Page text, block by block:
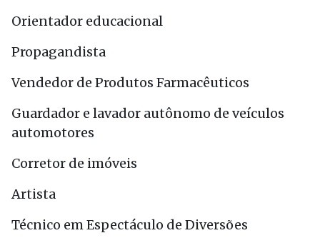
Orientador educacional
Propagandista
Vendedor de Produtos Farmacêuticos
Guardador e lavador autônomo de veículos
automotores
Corretor de imóveis
Artista
Técnico em Espectáculo de Diversões